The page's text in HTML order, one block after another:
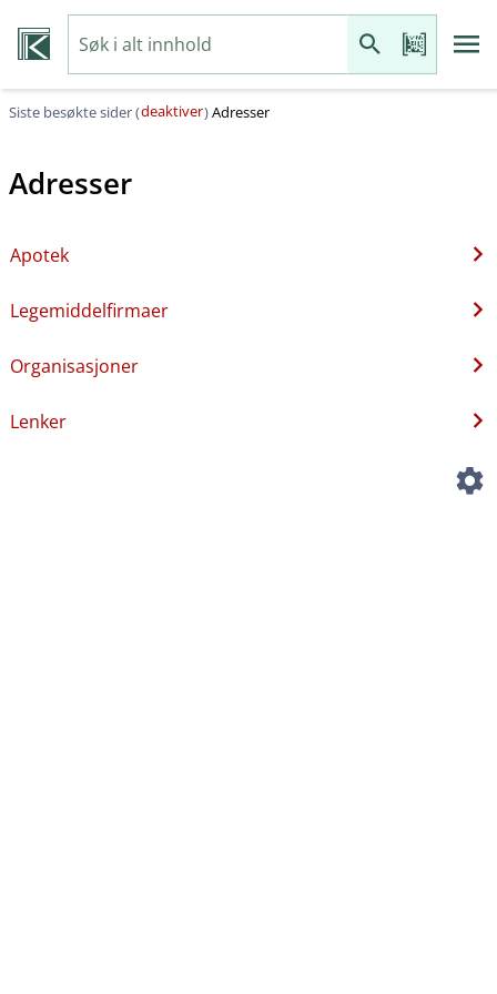
Siste besøkte sider (deaktiver)Adresser
Adresser
Apotek
Legemiddelfirmaer
Organisasjoner
Lenker